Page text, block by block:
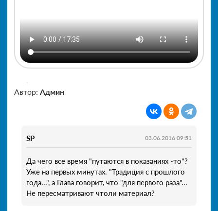
Автор: Админ
SP 03.06.2016 09:51
Да чего все время "путаются в показаниях -то"?
Уже на первых минутах. "Традиция с прошлого
года...", а Глава говорит, что "для первого раза"...
Не пересматривают чтоли материал?